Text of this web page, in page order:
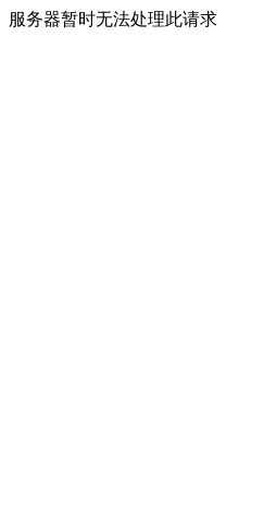
服务器暂时无法处理此请求